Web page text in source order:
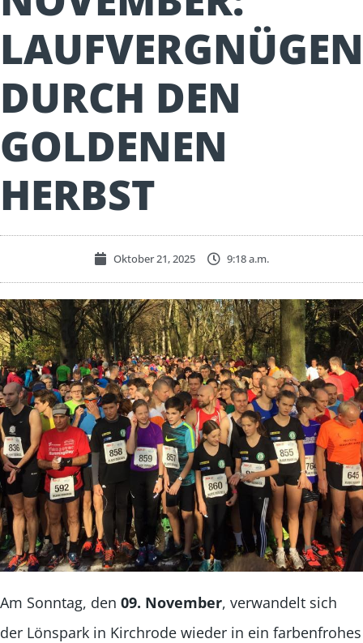
LAUFVERGNÜGEN
DURCH DEN
GOLDENEN
HERBST
Oktober 21, 2025 9:18 a.m.
Am Sonntag, den 09. November, verwandelt sich
der Lönspark in Kirchrode wieder in ein farbenfrohes